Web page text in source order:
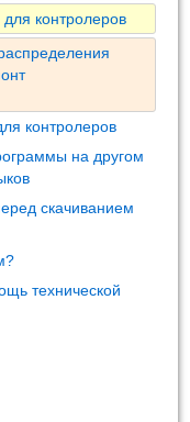
контролеров
контролеров
на другом
скачиванием
технической